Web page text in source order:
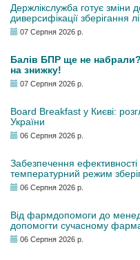
Держлікслужба готує зміни
диверсифікації зберігання
07 Серпня 2026 р.
Балів БПР ще не
на знижку!
07 Серпня 2026 р.
Board Breakfast у Києві:
України
06 Серпня 2026 р.
Забезпечення
температурний режим
06 Серпня 2026 р.
Від фармдопомоги до
допомогти сучасному
06 Серпня 2026 р.